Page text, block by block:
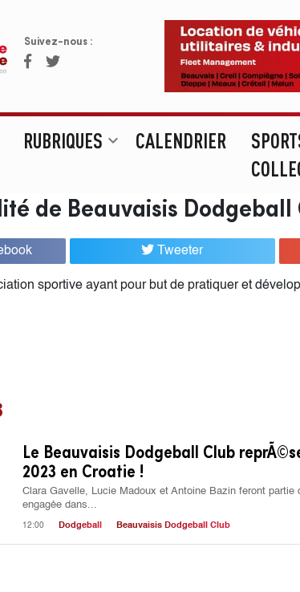
Suivez-nous :
RUBRIQUES expand_more CALENDRIER
de Beauvaisis Dodgeball
Tweeter
sportive ayant pour but de pratiquer et
Le Beauvaisis Dodgeball Club
2023 en Croatie !
Clara Gavelle, Lucie Madoux et Antoine Bazin feront partie
engagée dans...
12:00 Dodgeball Beauvaisis Dodgeball Club